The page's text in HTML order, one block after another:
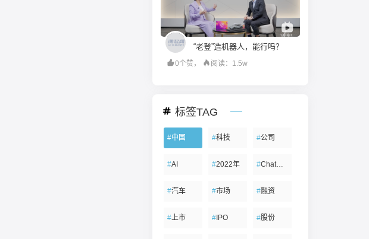
“老登”造机器人，能行吗？
0个赞， 阅读：1.5w
标签TAG
#中国 #科技 #公司
#AI #2022年 #ChatGPT
#汽车 #市场 #融资
#上市 #IPO #股份